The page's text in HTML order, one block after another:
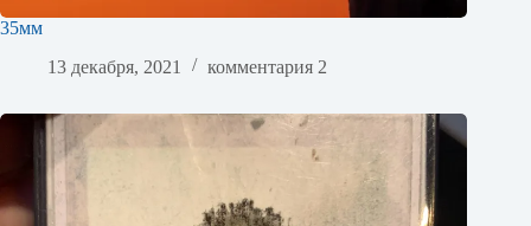
35мм
13 декабря, 2021
комментария 2